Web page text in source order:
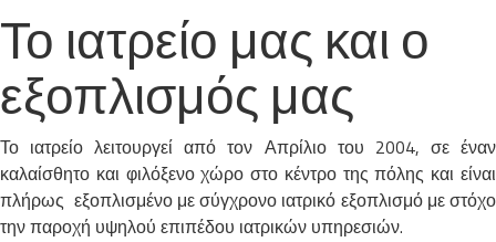
Το ιατρείο μας και ο
εξοπλισμός μας
Το ιατρείο λειτουργεί από τον Απρίλιο του 2004, σε έναν
καλαίσθητο και φιλόξενο χώρο στο κέντρο της πόλης και είναι
πλήρως εξοπλισμένο με σύγχρονο ιατρικό εξοπλισμό με στόχο
την παροχή υψηλού επιπέδου ιατρικών υπηρεσιών.